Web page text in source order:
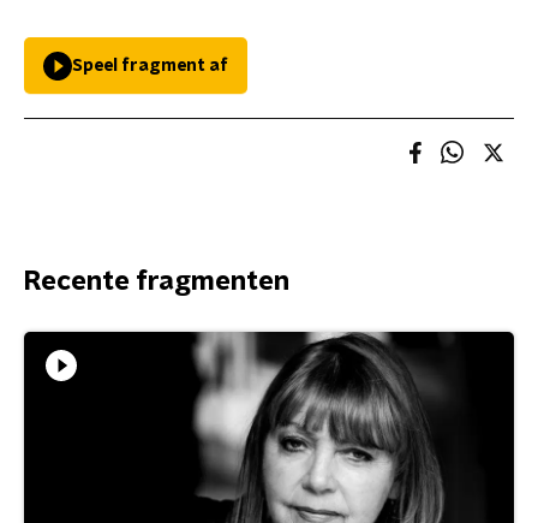
Speel fragment af
Recente fragmenten